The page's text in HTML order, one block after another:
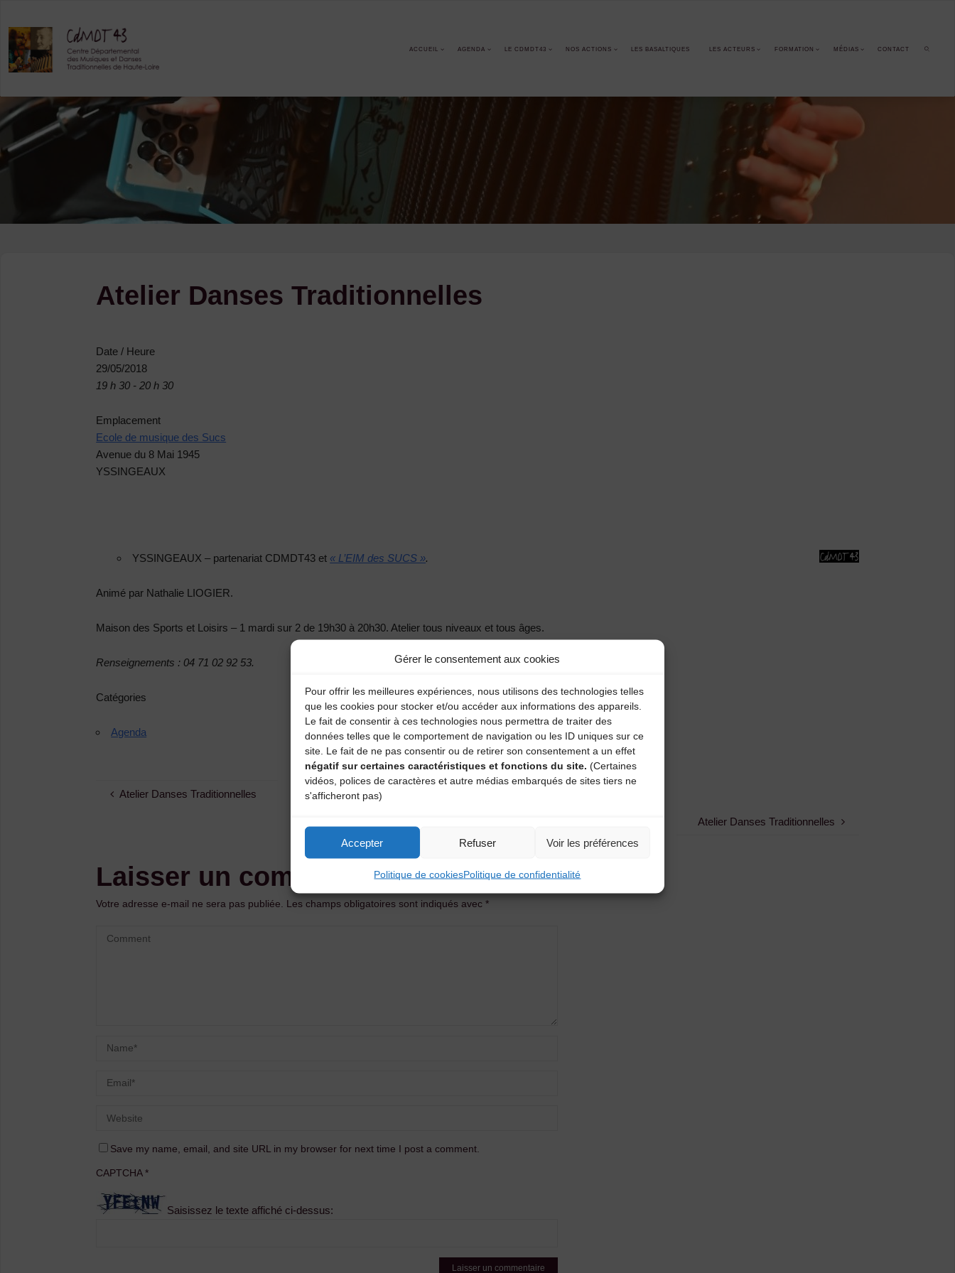
Gérer le consentement aux cookies
Pour offrir les meilleures expériences, nous utilisons des technologies telles
que les cookies pour stocker et/ou accéder aux informations des appareils.
Le fait de consentir à ces technologies nous permettra de traiter des
données telles que le comportement de navigation ou les ID uniques sur ce
site. Le fait de ne pas consentir ou de retirer son consentement a un effet
négatif sur certaines caractéristiques et fonctions du site. (Certaines
vidéos, polices de caractères et autre médias embarqués de sites tiers ne
s'afficheront pas)
Accepter Refuser Voir les préférences
Politique de cookiesPolitique de confidentialité
content
ACCUEIL AGENDA LE CDMDT43 NOS ACTIONS LES BASALTIQUES LES ACTEURS FORMATION MÉDIAS CONTACT
Atelier Danses Traditionnelles
Date / Heure
29/05/2018
19 h 30 - 20 h 30
Emplacement
Ecole de musique des Sucs
Avenue du 8 Mai 1945
YSSINGEAUX
YSSINGEAUX – partenariat CDMDT43 et « L’EIM des SUCS ».
Animé par Nathalie LIOGIER.
Maison des Sports et Loisirs – 1 mardi sur 2 de 19h30 à 20h30. Atelier tous niveaux et tous âges.
Renseignements : 04 71 02 92 53.
Catégories
Agenda
Atelier Danses Traditionnelles
Atelier Danses Traditionnelles
Laisser un commentaire
Votre adresse e-mail ne sera pas publiée. Les champs obligatoires sont indiqués avec*
Save my name, email, and site URL in my browser for next time I post a comment.
CAPTCHA*
Saisissez le texte affiché ci-dessus: